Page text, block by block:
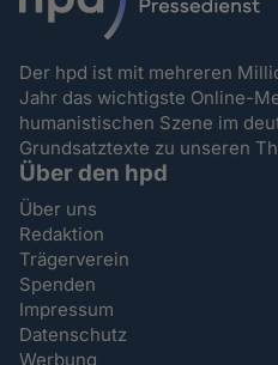
Der hpd ist mit mehreren
Jahr das wichtigste Online-
humanistischen Szene im
Grundsatztexte zu unseren
Über den hpd
Über uns
Redaktion
Trägerverein
Spenden
Impressum
Datenschutz
Werbung